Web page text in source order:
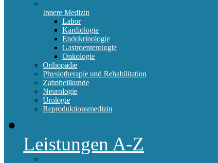
Innere Medizin
Labor
Kardiologie
Endokrinologie
Gastroenterologie
Onkologie
Orthopädie
Physiotherapie und Rehabilitation
Zahnheilkunde
Neurologie
Urologie
Reproduktionsmedizin
Leistungen A-Z